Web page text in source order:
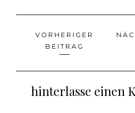
Beitragsnavigation
VORHERIGER
BEITRAG
hinterlasse einen